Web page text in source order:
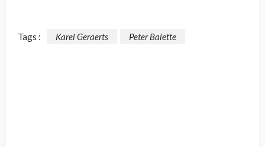
Tags : Karel Geraerts Peter Balette